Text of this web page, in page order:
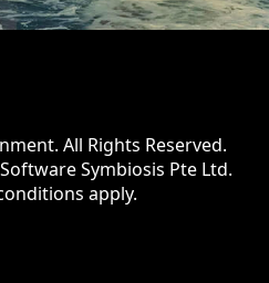
All Rights Reserved.
Symbiosis Pte Ltd.
apply.